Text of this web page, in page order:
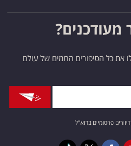
מעודכנים?
את כל הסיפורים החמים של עולם
פרסומיים בדוא"ל